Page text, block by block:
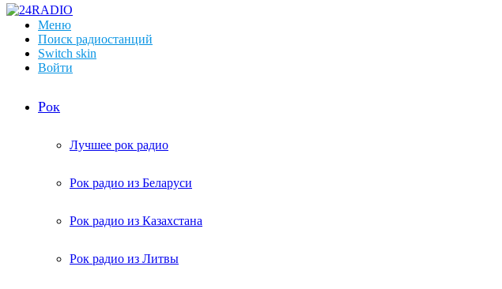
Меню
Поиск радиостанций
Switch skin
Войти
Рок
Лучшее рок радио
Рок радио из Беларуси
Рок радио из Казахстана
Рок радио из Литвы